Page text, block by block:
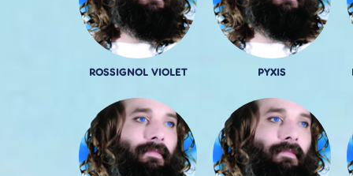
ROSSIGNOL VIOLET PYXIS